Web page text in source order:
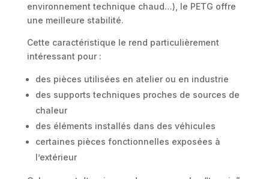
environnement technique chaud…), le PETG offre
une meilleure stabilité.
Cette caractéristique le rend particulièrement
intéressant pour :
des pièces utilisées en atelier ou en industrie
des supports techniques proches de sources de
chaleur
des éléments installés dans des véhicules
certaines pièces fonctionnelles exposées à
l’extérieur